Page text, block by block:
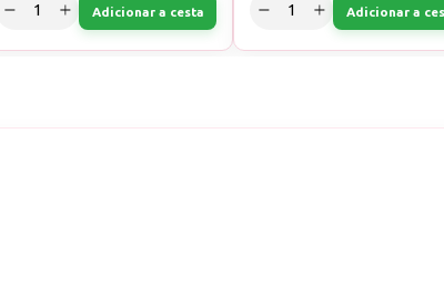
Adicionar a cesta Adicionar a